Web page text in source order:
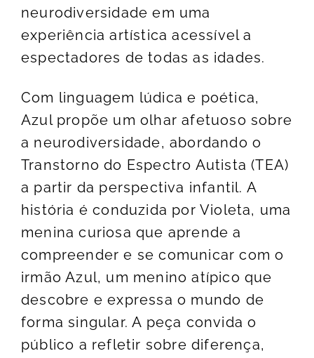
neurodiversidade em uma
experiência artística acessível a
espectadores de todas as idades.
Com linguagem lúdica e poética,
Azul propõe um olhar afetuoso sobre
a neurodiversidade, abordando o
Transtorno do Espectro Autista (TEA)
a partir da perspectiva infantil. A
história é conduzida por Violeta, uma
menina curiosa que aprende a
compreender e se comunicar com o
irmão Azul, um menino atípico que
descobre e expressa o mundo de
forma singular. A peça convida o
público a refletir sobre diferença,